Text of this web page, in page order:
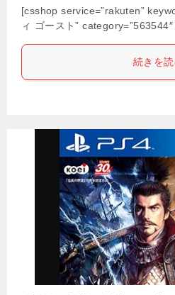
[csshop service=”rakuten”
ィ ゴースト”
続きを